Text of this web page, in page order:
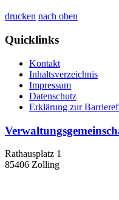
drucken nach oben
Quicklinks
Kontakt
Inhaltsverzeichnis
Impressum
Datenschutz
Erklärung zur
Rathausplatz 1
85406 Zolling